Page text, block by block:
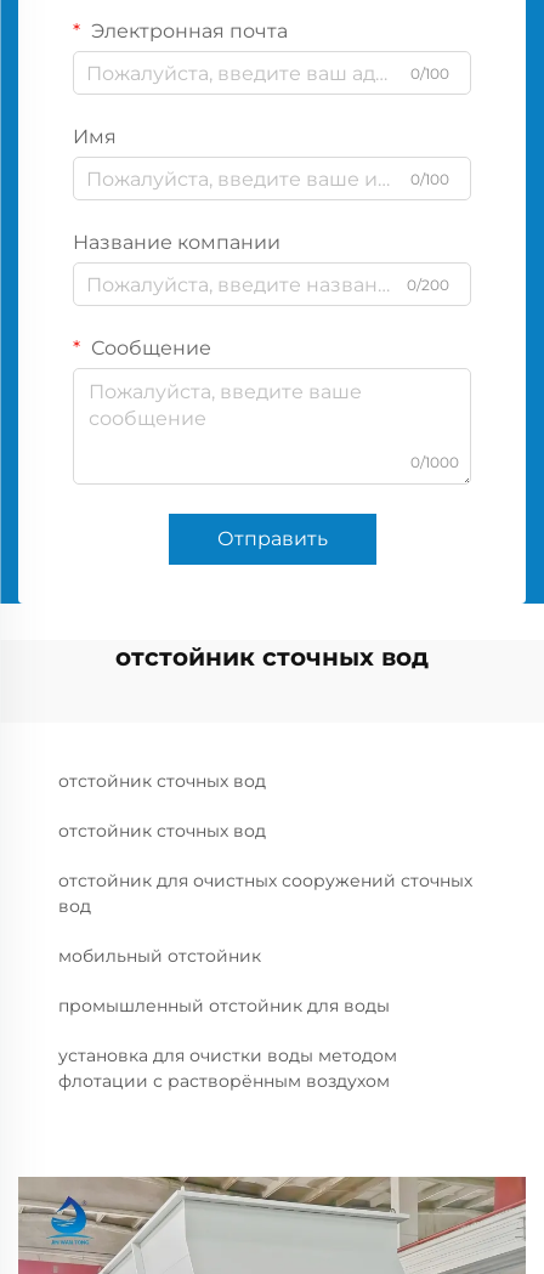
Электронная почта
0/100
Имя
0/100
Название компании
0/200
Сообщение
0/1000
Отправить
отстойник сточных вод
отстойник сточных вод
отстойник сточных вод
отстойник для очистных сооружений сточных
вод
мобильный отстойник
промышленный отстойник для воды
установка для очистки воды методом
флотации с растворённым воздухом